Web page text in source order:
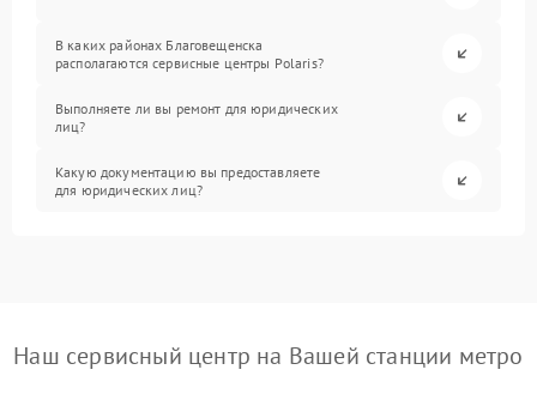
В каких районах Благовещенска
располагаются сервисные центры Polaris?
Выполняете ли вы ремонт для юридических
лиц?
Какую документацию вы предоставляете
для юридических лиц?
Наш сервисный центр на Вашей станции метро